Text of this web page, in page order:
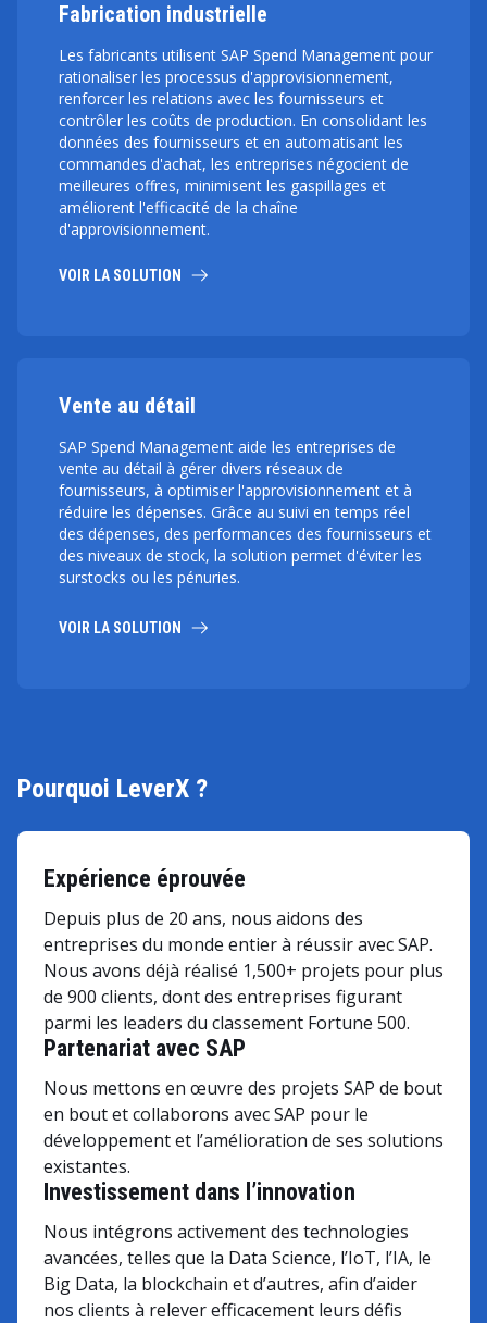
Fabrication industrielle
Les fabricants utilisent SAP Spend Management pour
rationaliser les processus d'approvisionnement,
renforcer les relations avec les fournisseurs et
contrôler les coûts de production. En consolidant les
données des fournisseurs et en automatisant les
commandes d'achat, les entreprises négocient de
meilleures offres, minimisent les gaspillages et
améliorent l'efficacité de la chaîne
d'approvisionnement.
VOIR LA SOLUTION
Vente au détail
SAP Spend Management aide les entreprises de
vente au détail à gérer divers réseaux de
fournisseurs, à optimiser l'approvisionnement et à
réduire les dépenses. Grâce au suivi en temps réel
des dépenses, des performances des fournisseurs et
des niveaux de stock, la solution permet d'éviter les
surstocks ou les pénuries.
VOIR LA SOLUTION
Pourquoi LeverX ?
Expérience éprouvée
Depuis plus de 20 ans, nous aidons des
entreprises du monde entier à réussir avec SAP.
Nous avons déjà réalisé 1,500+ projets pour plus
de 900 clients, dont des entreprises figurant
parmi les leaders du classement Fortune 500.
Partenariat avec SAP
Nous mettons en œuvre des projets SAP de bout
en bout et collaborons avec SAP pour le
développement et l’amélioration de ses solutions
existantes.
Investissement dans l’innovation
Nous intégrons activement des technologies
avancées, telles que la Data Science, l’IoT, l’IA, le
Big Data, la blockchain et d’autres, afin d’aider
nos clients à relever efficacement leurs défis